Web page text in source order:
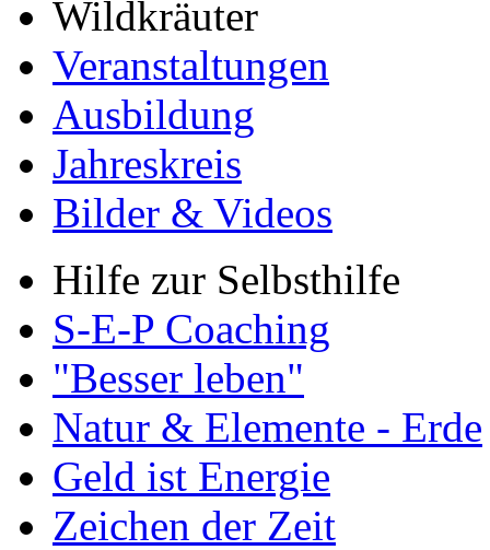
Wildkräuter
Veranstaltungen
Ausbildung
Jahreskreis
Bilder & Videos
Hilfe zur Selbsthilfe
S-E-P Coaching
"Besser leben"
Natur & Elemente - Erde
Geld ist Energie
Zeichen der Zeit